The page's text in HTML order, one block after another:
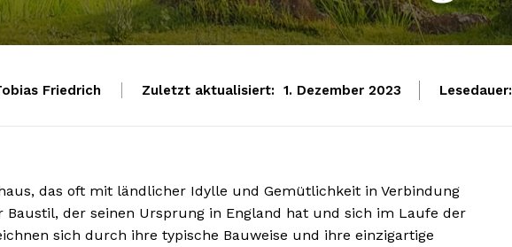
Friedrich Zuletzt aktualisiert: 1. Dezember 2023 Lesedauer:
das oft mit ländlicher Idylle und Gemütlichkeit in Verbindung
der seinen Ursprung in England hat und sich im Laufe der
sich durch ihre typische Bauweise und ihre einzigartige